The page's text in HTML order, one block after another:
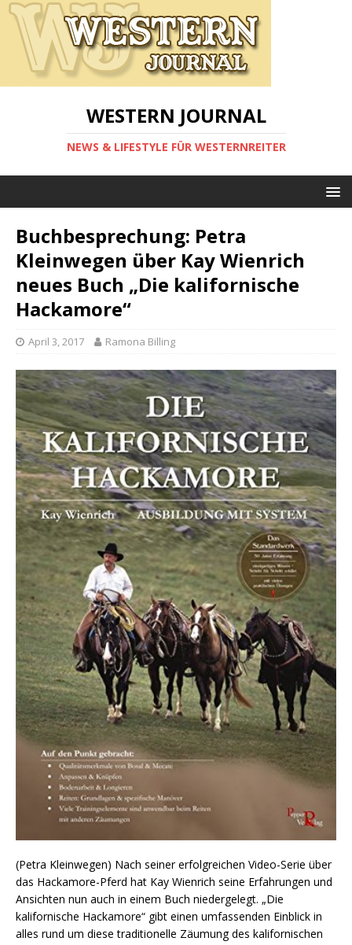
WESTERN JOURNAL
NEWS & LIFESTYLE FÜR WESTERNREITER
Buchbesprechung: Petra
Kleinwegen über Kay Wienrich
neues Buch „Die kalifornische
Hackamore“
April 3, 2017 Ramona Billing
(Petra Kleinwegen) Nach seiner erfolgreichen Video-Serie über
das Hackamore-Pferd hat Kay Wienrich seine Erfahrungen und
Ansichten nun auch in einem Buch niedergelegt. „Die
kalifornische Hackamore“ gibt einen umfassenden Einblick in
alles rund um diese traditionelle Zäumung des kalifornischen